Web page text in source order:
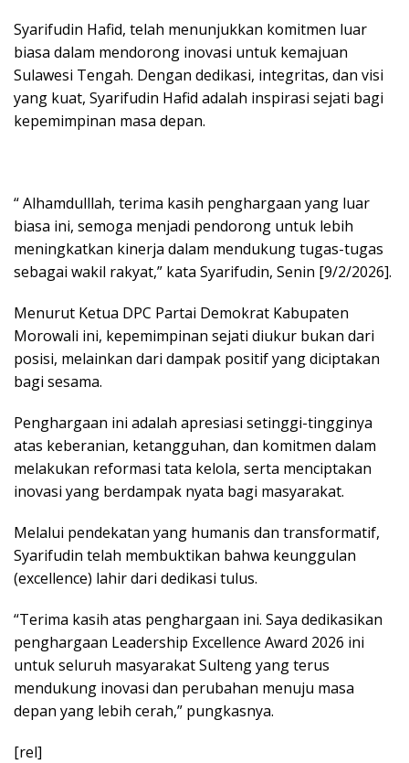
Syarifudin Hafid, telah menunjukkan komitmen luar
biasa dalam mendorong inovasi untuk kemajuan
Sulawesi Tengah. Dengan dedikasi, integritas, dan visi
yang kuat, Syarifudin Hafid adalah inspirasi sejati bagi
kepemimpinan masa depan.
“ Alhamdulllah, terima kasih penghargaan yang luar
biasa ini, semoga menjadi pendorong untuk lebih
meningkatkan kinerja dalam mendukung tugas-tugas
sebagai wakil rakyat,” kata Syarifudin, Senin [9/2/2026].
Menurut Ketua DPC Partai Demokrat Kabupaten
Morowali ini, kepemimpinan sejati diukur bukan dari
posisi, melainkan dari dampak positif yang diciptakan
bagi sesama.
Penghargaan ini adalah apresiasi setinggi-tingginya
atas keberanian, ketangguhan, dan komitmen dalam
melakukan reformasi tata kelola, serta menciptakan
inovasi yang berdampak nyata bagi masyarakat.
Melalui pendekatan yang humanis dan transformatif,
Syarifudin telah membuktikan bahwa keunggulan
(excellence) lahir dari dedikasi tulus.
“Terima kasih atas penghargaan ini. Saya dedikasikan
penghargaan Leadership Excellence Award 2026 ini
untuk seluruh masyarakat Sulteng yang terus
mendukung inovasi dan perubahan menuju masa
depan yang lebih cerah,” pungkasnya.
[rel]